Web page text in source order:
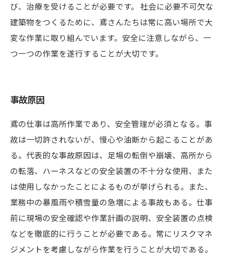
び、治療を受けることが必要です。 社会に必要不可欠な
建築物をつくるために、鳶さんたちは常に高い場所で大
変な作業に取り組んでいます。安全に注意しながら、一
つ一つの作業を遂行することが大切です。
事故原因
鳶の仕事は高所作業であり、安全管理が必須となる。事
故は一切許されないが、慢心や油断から起こることがあ
る。代表的な事故原因は、足場の転倒や崩壊、高所から
の転落、ハーネスなどの安全装置の不十分な使用、また
は使用しなかったことによるものが挙げられる。また、
業務中の暴風雨や積雪量の急増による事故もある。仕事
前に現場の安全確認や作業計画の説明、安全装置の点検
などを徹底的に行うことが必要である。常にリスクマネ
ジメントを考慮しながら作業を行うことが大切である。